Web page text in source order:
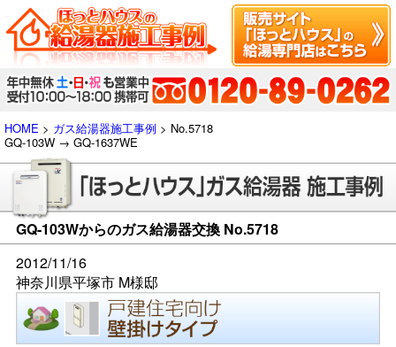
HOME > ガス給湯器施工事例 > No.5718
GQ-103W → GQ-1637WE
GQ-103Wからのガス給湯器交換 No.5718
2012/11/16
神奈川県平塚市 M様邸